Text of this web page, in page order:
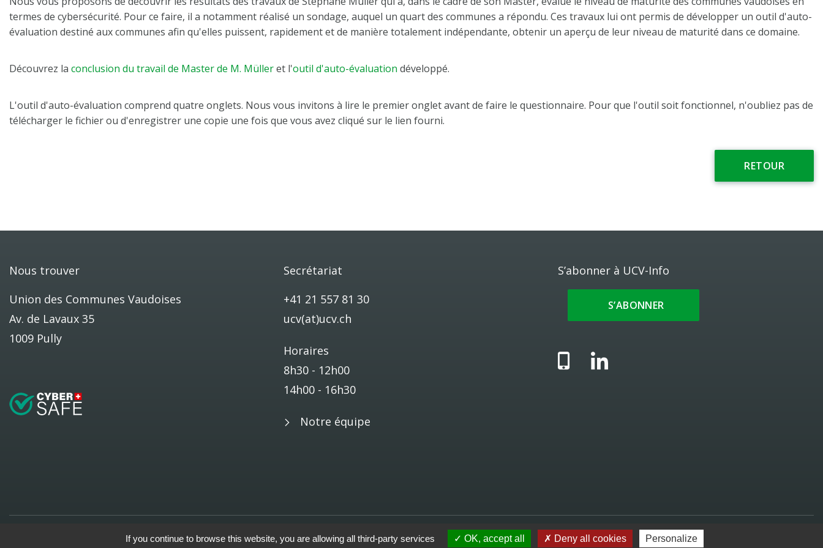
termes de cybersécurité. Pour ce faire, il a notamment réalisé un sondage, auquel un quart des communes a répondu. Ces travaux lui ont permis de développer un outil d'auto-
évaluation destiné aux communes afin qu'elles puissent, rapidement et de manière totalement indépendante, obtenir un aperçu de leur niveau de maturité dans ce domaine.
Découvrez la conclusion du travail de Master de M. Mülleret l'outil d'auto-évaluation développé.
L'outil d'auto-évaluation comprend quatre onglets. Nous vous invitons à lire le premier onglet avant de faire le questionnaire. Pour que l'outil soit fonctionnel, n'oubliez pas de
télécharger le fichier ou d'enregistrer une copie une fois que vous avez cliqué sur le lien fourni.
RETOUR
Nous trouver
Union des Communes Vaudoises
Av. de Lavaux 35
1009 Pully
Secrétariat
+41 21 557 81 30
ucv(at)ucv.ch
Horaires
8h30 - 12h00
14h00 - 16h30
Notre équipe
S’abonner à UCV-Info
S’ABONNER
© 2025 UCV - Une création
If you continue to browse this website, you are allowing all third-party services OK, accept all Deny all cookies Personalize